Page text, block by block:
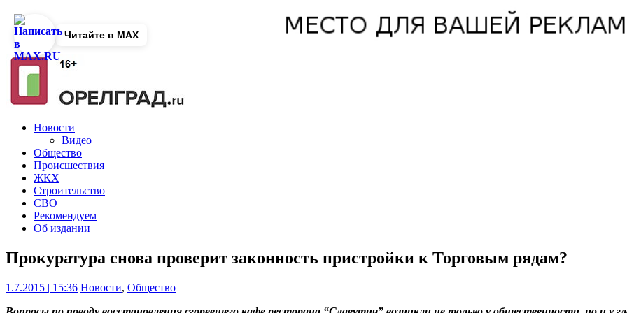
Новости
Видео
Общество
Происшествия
ЖКХ
Строительство
СВО
Рекомендуем
Об издании
Прокуратура снова проверит законность пристройки к Торговым рядам?
1.7.2015 | 15:36 Новости, Общество
Читайте в MAX